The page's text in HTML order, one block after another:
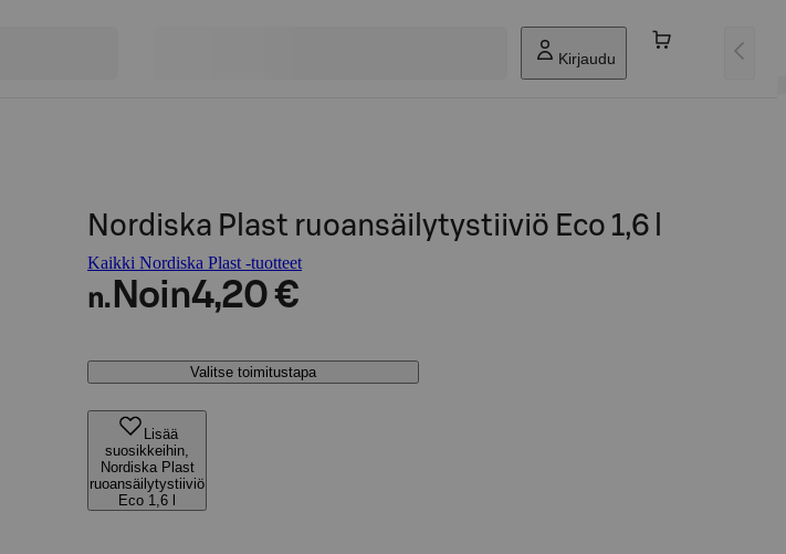
Kirjaudu
Nordiska Plast ruoansäilytystiiviö Eco 1,6 l
Kaikki Nordiska Plast -tuotteet
n. Noin4,20 €
Valitse toimitustapa
Lisää
suosikkeihin,
Nordiska Plast
ruoansäilytystiiviö
Eco 1,6 l